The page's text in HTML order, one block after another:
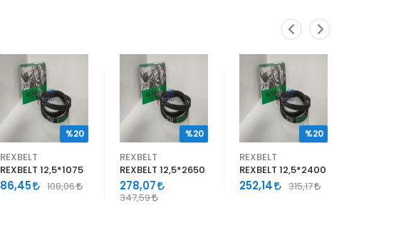
REXBELT
REXBELT 12,5*1075
86,45 108,06
%20
REXBELT
REXBELT 12,5*2650
278,07
347,59
%20
REXBELT
REXBELT 12,5*2400
252,14 315,17
%20